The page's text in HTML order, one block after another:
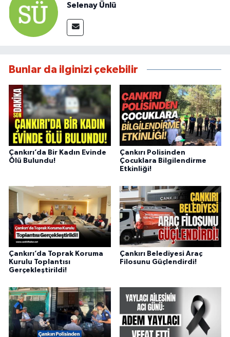
Selenay Ünlü
Bunlar da ilginizi çekebilir
Çankırı’da Bir Kadın Evinde
Ölü Bulundu!
Çankırı Polisinden
Çocuklara Bilgilendirme
Etkinliği!
Çankırı’da Toprak Koruma
Kurulu Toplantısı
Gerçekleştirildi!
Çankırı Belediyesi Araç
Filosunu Güçlendirdi!